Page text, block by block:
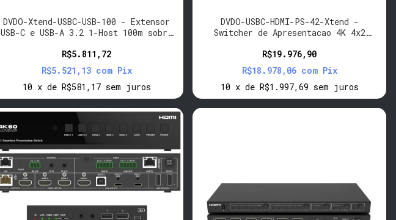
DVDO-Xtend-USBC-USB-100 - Extensor
USB-C e USB-A 3.2 1-Host 100m sobre
R$5.811,72
R$5.521,13 com Pix
10 x de R$581,17 sem juros
DVDO-USBC-HDMI-PS-42-Xtend -
Switcher de Apresentacao 4K 4x2
R$19.976,90
R$18.978,06 com Pix
10 x de R$1.997,69 sem juros